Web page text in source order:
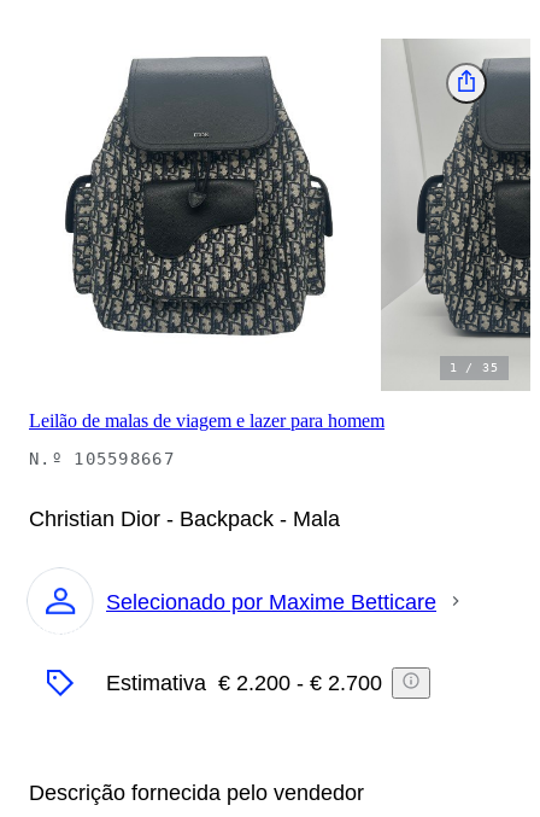
1 /35
Leilão de malas de viagem e lazer para homem
N.º 105598667
Christian Dior - Backpack - Mala
Especialista
Selecionado por Maxime Betticare
Estimativa € 2.200 - € 2.700
Descrição fornecida pelo vendedor